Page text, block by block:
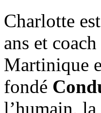
Charlotte
ans et
Martinique
fondé
l’humain, la